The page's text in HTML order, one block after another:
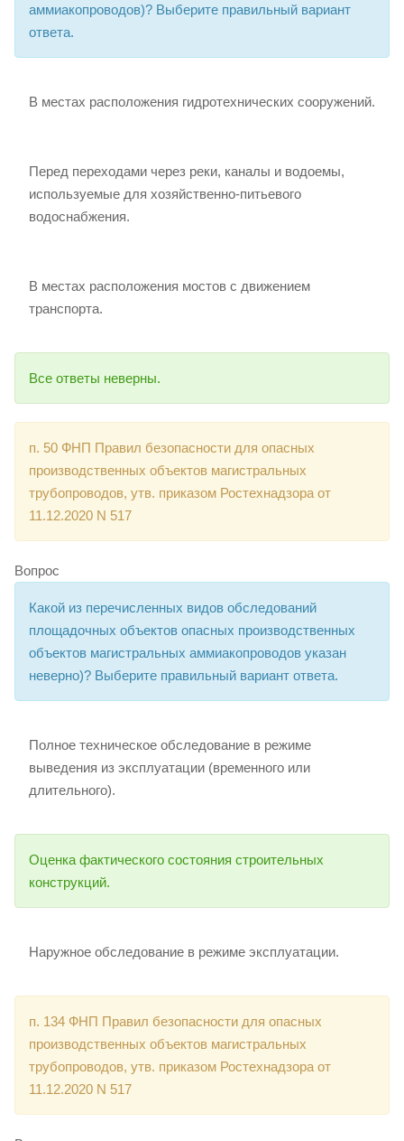
аммиакопроводов)? Выберите правильный вариант
ответа.
В местах расположения гидротехнических сооружений.
Перед переходами через реки, каналы и водоемы,
используемые для хозяйственно-питьевого
водоснабжения.
В местах расположения мостов с движением
транспорта.
Все ответы неверны.
п. 50 ФНП Правил безопасности для опасных
производственных объектов магистральных
трубопроводов, утв. приказом Ростехнадзора от
11.12.2020 N 517
Вопрос
Какой из перечисленных видов обследований
площадочных объектов опасных производственных
объектов магистральных аммиакопроводов указан
неверно)? Выберите правильный вариант ответа.
Полное техническое обследование в режиме
выведения из эксплуатации (временного или
длительного).
Оценка фактического состояния строительных
конструкций.
Наружное обследование в режиме эксплуатации.
п. 134 ФНП Правил безопасности для опасных
производственных объектов магистральных
трубопроводов, утв. приказом Ростехнадзора от
11.12.2020 N 517